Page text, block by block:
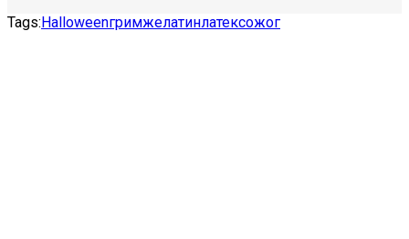
Tags:Halloweenгримжелатинлатексожог